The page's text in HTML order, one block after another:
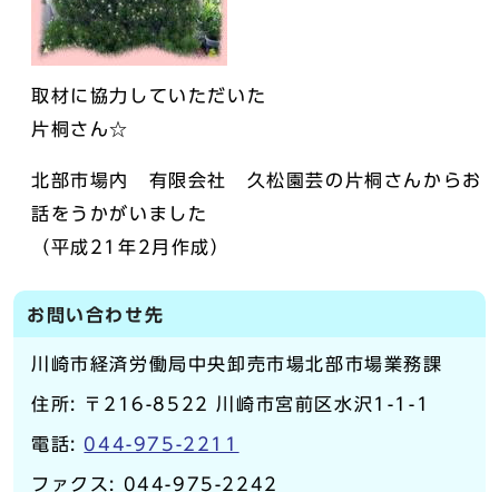
取材に協力していただいた
片桐さん☆
北部市場内 有限会社 久松園芸の片桐さんからお
話をうかがいました
（平成21年2月作成）
お問い合わせ先
川崎市経済労働局中央卸売市場北部市場業務課
住所: 〒216-8522 川崎市宮前区水沢1-1-1
電話: 044-975-2211
ファクス: 044-975-2242